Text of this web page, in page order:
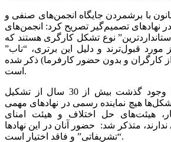
با برشمردن جایگاه انجمن‌های صنفی و
تصمیم‌گیر تصریح کرد: انجمن‌های
نوع تشکل کارگری هستند ‌که
مورد قبول‌ترند و دلیل این برتری، “ناب”
کارگران و بدون حضور کارفرما) ذکر شده
است.‌
عباسی با بیان اینکه با وجود گذشت بیش از 30 سال از تشکیل
هیچ نماینده رسمی در نهادهای مهمی
هیئت‌های حل اختلاف و هیئت امنای
متذکر شد: حضور آنان در این نهادها
“تشریفاتی” و فاقد اختیار است.